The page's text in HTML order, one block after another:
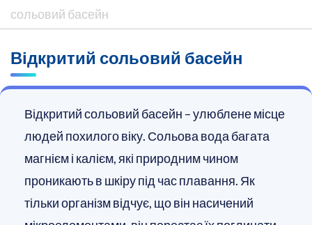
сольовий басейн
Відкритий сольовий басейн
Відкритий сольовий басейн – улюблене місце
людей похилого віку. Сольова вода багата
магнієм і калієм, які природним чином
проникають в шкіру під час плавання. Як
тільки організм відчує, що він насичений